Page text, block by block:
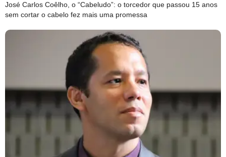
José Carlos Coêlho, o “Cabeludo”: o torcedor que passou 15 anos
sem cortar o cabelo fez mais uma promessa